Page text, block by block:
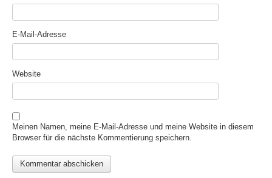
E-Mail-Adresse
Website
Meinen Namen, meine E-Mail-Adresse und meine Website in diesem
Browser für die nächste Kommentierung speichern.